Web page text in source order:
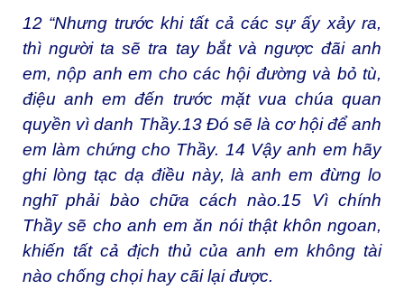
12 “Nhưng trước khi tất cả các sự ấy xảy ra,
thì người ta sẽ tra tay bắt và ngược đãi anh
em, nộp anh em cho các hội đường và bỏ tù,
điệu anh em đến trước mặt vua chúa quan
quyền vì danh Thầy.13Đó sẽ là cơ hội để anh
em làm chứng cho Thầy. 14 Vậy anh em hãy
ghi lòng tạc dạ điều này, là anh em đừng lo
nghĩ phải bào chữa cách nào.15 Vì chính
Thầy sẽ cho anh em ăn nói thật khôn ngoan,
khiến tất cả địch thủ của anh em không tài
nào chống chọi hay cãi lại được.